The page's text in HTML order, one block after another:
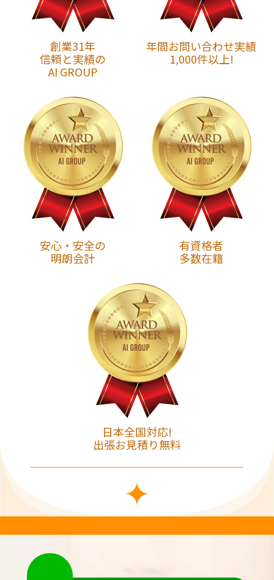
創業31年
信頼と実績の
AI GROUP
年間お問い合わせ実績
1,000件以上!
安心・安全の
明朗会計
有資格者
多数在籍
日本全国対応!
出張お見積り無料